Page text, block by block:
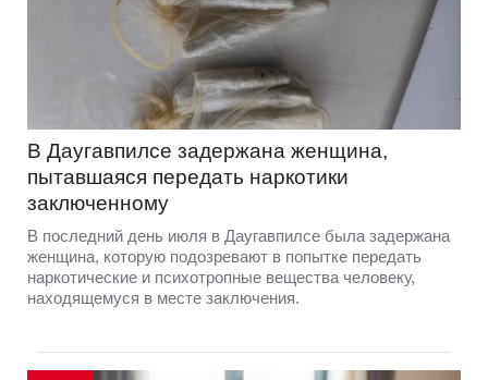
В Даугавпилсе задержана женщина,
пытавшаяся передать наркотики
заключенному
В последний день июля в Даугавпилсе была задержана
женщина, которую подозревают в попытке передать
наркотические и психотропные вещества человеку,
находящемуся в месте заключения.